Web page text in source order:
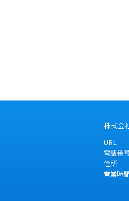
株式会
URL
電話番
住所
営業時